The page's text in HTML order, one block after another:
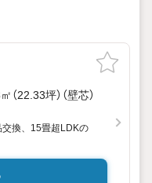
22.33坪）（壁芯）
換、15畳超LDKの